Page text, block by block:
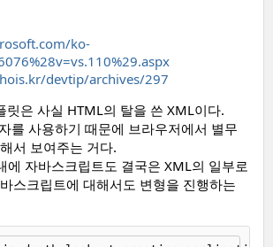
ko-
devtip/archives/297
릿은 사실 HTML의 탈을 쓴 XML이다.
를 사용하기 때문에 브라우저에서 별무
서 보여주는 거다.
에 자바스크립트도 결국은 XML의 일부로
스크립트에 대해서도 변형을 진행하는